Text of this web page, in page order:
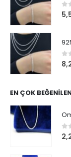
0
0
EN ÇOK
0